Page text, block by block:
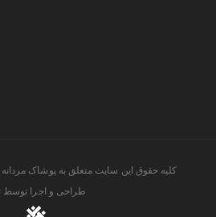
کلیه حقوق این سایت متعلق به پوشاک مردانه
طراحی و اجرا توسط